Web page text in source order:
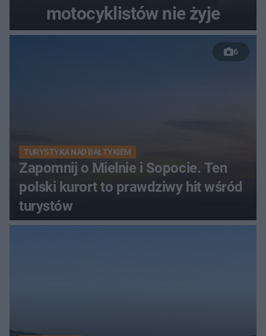
motocyklistów nie żyje
6
TURYSTYKA NAD BAŁTYKIEM
Zapomnij o Mielnie i Sopocie. Ten
polski kurort to prawdziwy hit wśród
turystów